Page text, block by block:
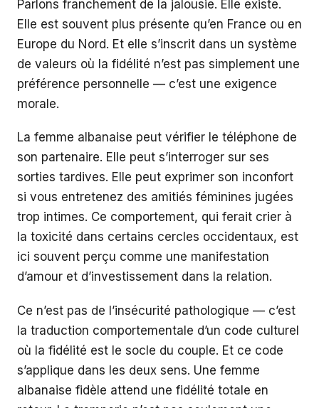
Parlons franchement de la jalousie. Elle existe.
Elle est souvent plus présente qu’en France ou en
Europe du Nord. Et elle s’inscrit dans un système
de valeurs où la fidélité n’est pas simplement une
préférence personnelle — c’est une exigence
morale.
La femme albanaise peut vérifier le téléphone de
son partenaire. Elle peut s’interroger sur ses
sorties tardives. Elle peut exprimer son inconfort
si vous entretenez des amitiés féminines jugées
trop intimes. Ce comportement, qui ferait crier à
la toxicité dans certains cercles occidentaux, est
ici souvent perçu comme une manifestation
d’amour et d’investissement dans la relation.
Ce n’est pas de l’insécurité pathologique — c’est
la traduction comportementale d’un code culturel
où la fidélité est le socle du couple. Et ce code
s’applique dans les deux sens. Une femme
albanaise fidèle attend une fidélité totale en